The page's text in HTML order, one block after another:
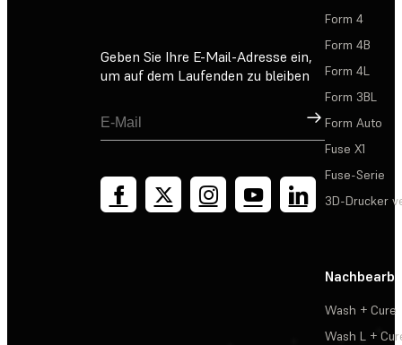
Geben Sie Ihre E-Mail-Adresse ein,
um auf dem Laufenden zu bleiben
Registrieren
Form 4
Form 4B
Form 4L
Form 3BL
Form Auto
Fuse X1
Fuse-Serie
3D-Drucker
Wash + Cure
Wash L +